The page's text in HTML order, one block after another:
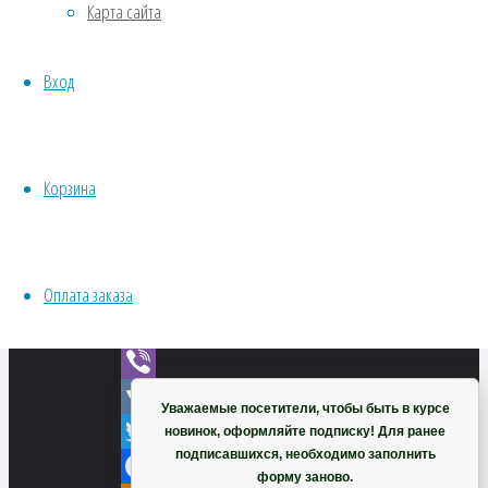
Карта сайта
Вход
Корзина
Оплата заказаOdnoklassniki
WhatsApp
Viber
VK
Twitter
Хвойники
ИНСТРУМЕНТЫ, ОБОРУДОВАНИЕ
Уважаемые посетители, чтобы быть в курсе
новинок, оформляйте подписку! Для ранее
подписавшихся, необходимо заполнить
форму заново.